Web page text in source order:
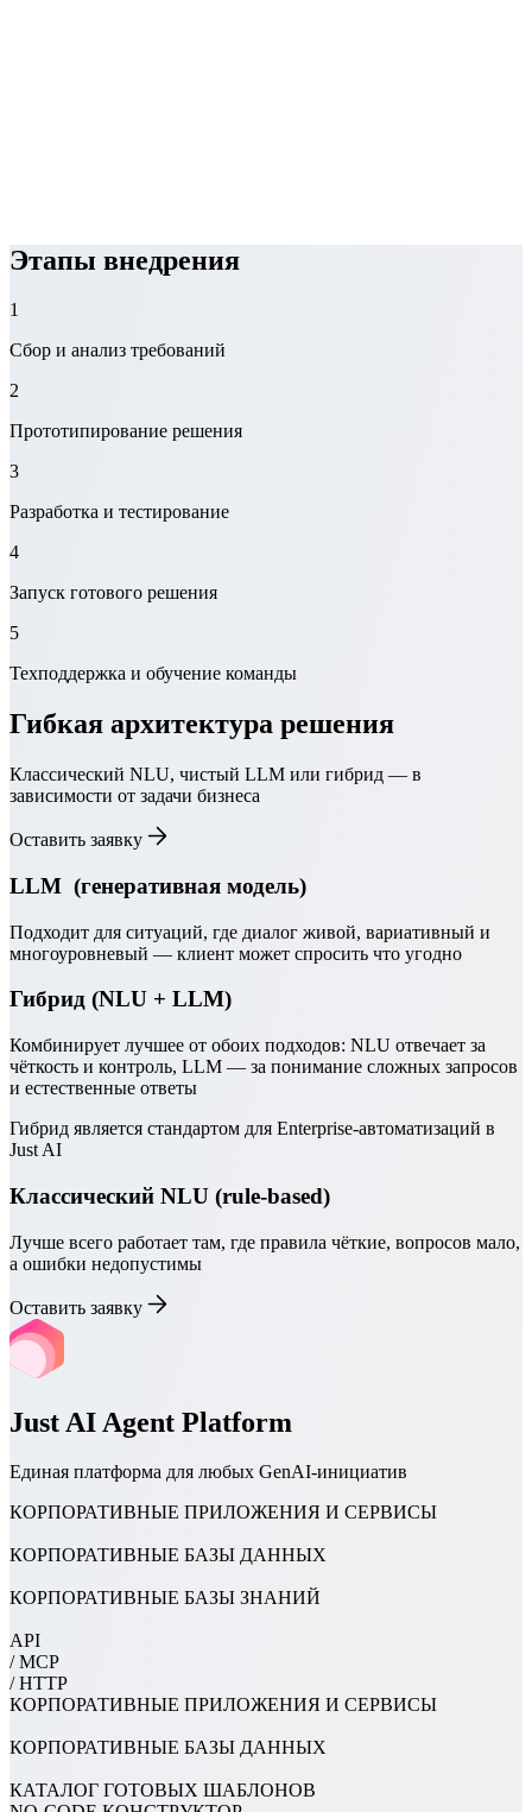
Этапы внедрения
1
Сбор и анализ требований
2
Прототипирование решения
3
Разработка и тестирование
4
Запуск готового решения
5
Техподдержка и обучение команды
Гибкая архитектура решения
Классический NLU, чистый LLM или гибрид — в
зависимости от задачи бизнеса
Оставить заявку
LLM ​ (генеративная модель)​
Подходит для ситуаций, где диалог живой, вариативный и
многоуровневый — клиент может спросить что угодно
Гибрид (NLU + LLM)
Комбинирует лучшее от обоих подходов: NLU отвечает за
чёткость и контроль, LLM — за понимание сложных запросов
и естественные ответы
Гибрид является стандартом для Enterprise-автоматизаций в
Just AI
Классический NLU (rule-based)
Лучше всего работает там, где правила чёткие, вопросов мало,
а ошибки недопустимы
Оставить заявку
Just AI Agent Platform
Единая платформа для любых GenAI-инициатив
КОРПОРАТИВНЫЕ ПРИЛОЖЕНИЯ И СЕРВИСЫ
КОРПОРАТИВНЫЕ БАЗЫ ДАННЫХ
КОРПОРАТИВНЫЕ БАЗЫ ЗНАНИЙ
API
/MCP
/HTTP
КОРПОРАТИВНЫЕ ПРИЛОЖЕНИЯ И СЕРВИСЫ
КОРПОРАТИВНЫЕ БАЗЫ ДАННЫХ
КАТАЛОГ ГОТОВЫХ ШАБЛОНОВ